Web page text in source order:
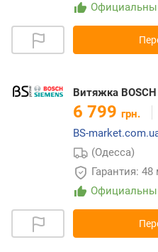
Витяжка
6 799 грн.
BS-
(Одесса)
Гарантия: 48